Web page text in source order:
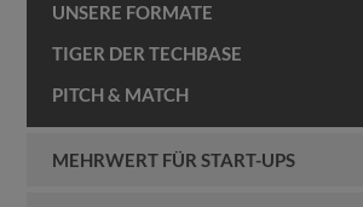
UNSERE FORMATE
TIGER DER TECHBASE
PITCH & MATCH
MEHRWERT FÜR START-UPS